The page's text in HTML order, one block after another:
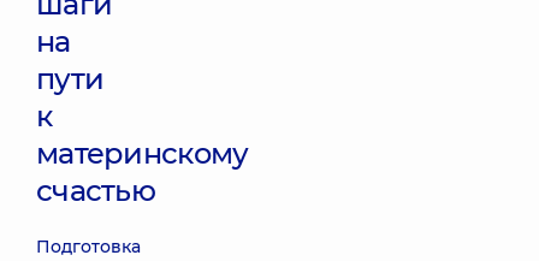
на
пути
к
материнскому
счастью
Подготовка